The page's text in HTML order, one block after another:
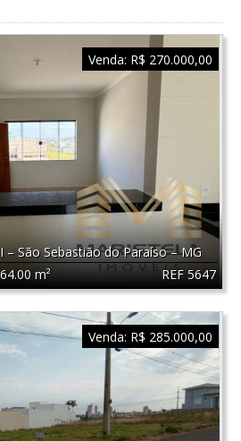
REF 5647
– São Sebastião do Paraíso–MG
64.00 m²
Venda: R$ 270.000,00
Venda: R$ 285.000,00